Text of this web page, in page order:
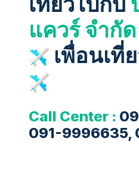
แควร์ จำกัด
เพื่อนเที่
Call Center :
091-9996635,